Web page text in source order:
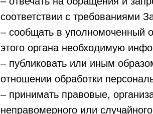
соответствии с требованиями
– сообщать в уполномоченный
этого органа необходимую
– публиковать или иным
отношении обработки
– принимать правовые,
неправомерного или